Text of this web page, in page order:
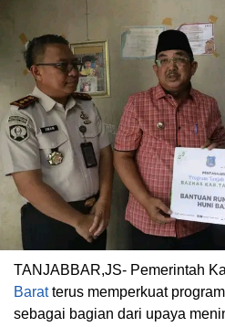
TANJABBAR,JS- Pemerintah
Baratterus memperkuat
sebagai bagian dari upaya